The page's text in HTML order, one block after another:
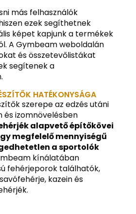
más felhasználók
ezek segíthetnek
képet kapjunk a termékek
A Gymbeam weboldalán
és összetevőlistákat
segítenek a
HATÉKONYSÁGA
szerepe az edzés utáni
és izomnövelésben
alapvető építőkövei
megfelelő mennyiségű
a sportolók
kínálatában
fehérjeporok találhatók,
kazein és